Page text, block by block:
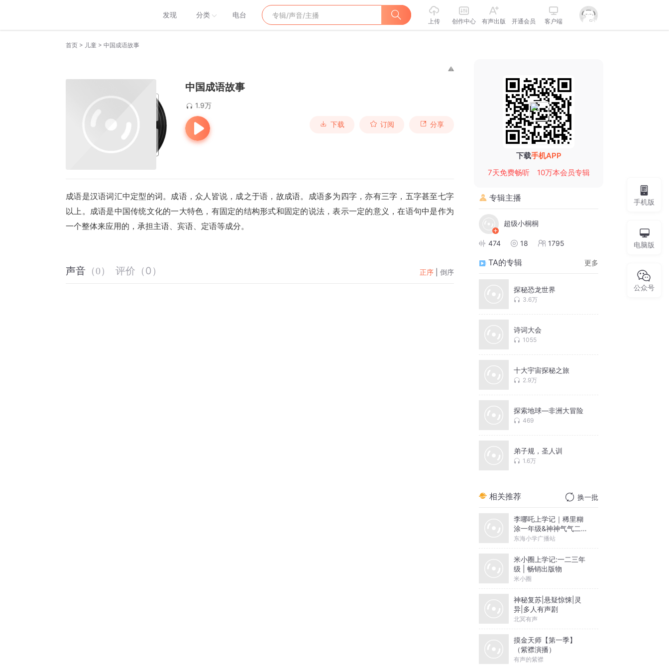
发现 分类 电台
上传 创作中心 有声出版 开通会员 客户端
首页 > 儿童 > 中国成语故事
中国成语故事
1.9万
下载 订阅 分享
成语是汉语词汇中定型的词。成语，众人皆说，成之于语，故成语。成语多为四字，亦有三字，五字甚至七字
以上。成语是中国传统文化的一大特色，有固定的结构形式和固定的说法，表示一定的意义，在语句中是作为
一个整体来应用的，承担主语、宾语、定语等成分。
声音 （0） 评价 （0 ） 正序 倒序
下载手机APP
7天免费畅听
10万本会员专辑
专辑主播
超级小桐桐
474 18 1795
TA的专辑 更多
探秘恐龙世界
3.6万
诗词大会
1055
十大宇宙探秘之旅
2.9万
探索地球—非洲大冒险
469
弟子规，圣人训
1.6万
相关推荐 换一批
李哪吒上学记｜稀里糊
涂一年级&神神气气二年
级
东海小学广播站
米小圈上学记:一二三年
级 | 畅销出版物
米小圈
神秘复苏|悬疑惊悚|灵
异|多人有声剧
北冥有声
摸金天师【第一季】
（紫襟演播）
有声的紫襟
手机版
电脑版
公众号